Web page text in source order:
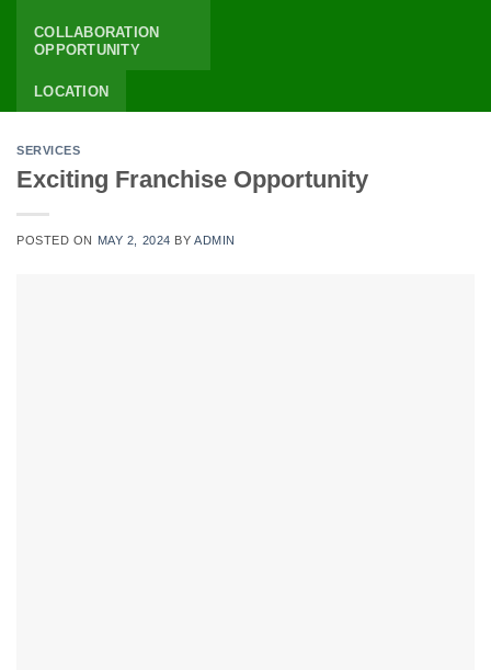
COLLABORATION
OPPORTUNITY
LOCATION
SERVICES
Exciting Franchise Opportunity
POSTED ON MAY 2, 2024 BYADMIN